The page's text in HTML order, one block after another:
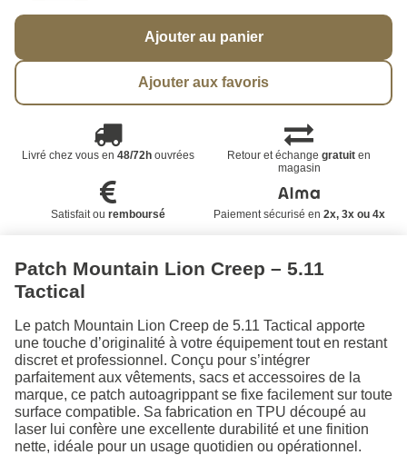
Ajouter au panier
Ajouter aux favoris
Livré chez vous en 48/72houvrées Retour et échangegratuit en
magasin
Satisfait ou remboursé Paiement sécurisé en 2x, 3x ou 4x
Patch Mountain Lion Creep – 5.11
Tactical
Le patch Mountain Lion Creep de 5.11 Tactical apporte
une touche d’originalité à votre équipement tout en restant
discret et professionnel. Conçu pour s’intégrer
parfaitement aux vêtements, sacs et accessoires de la
marque, ce patch autoagrippant se fixe facilement sur toute
surface compatible. Sa fabrication en TPU découpé au
laser lui confère une excellente durabilité et une finition
nette, idéale pour un usage quotidien ou opérationnel.